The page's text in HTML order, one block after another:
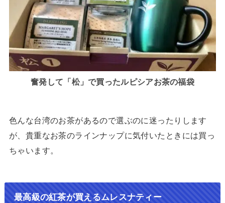
奮発して「松」で買ったルピシアお茶の福袋
色んな台湾のお茶があるので選ぶのに迷ったりします
が、貴重なお茶のラインナップに気付いたときには買っ
ちゃいます。
最高級の紅茶が買えるムレスナティー